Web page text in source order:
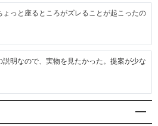
ょっと座るところがズレることが起こったの
説明なので、実物を見たかった。提案が少な